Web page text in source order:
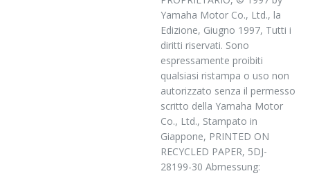
Yamaha Motor Co., Ltd., la
Edizione, Giugno 1997, Tutti i
diritti riservati. Sono
espressamente proibiti
qualsiasi ristampa o uso non
autorizzato senza il permesso
scritto della Yamaha Motor
Co., Ltd., Stampato in
Giappone, PRINTED ON
RECYCLED PAPER, 5DJ-
28199-30 Abmessung: